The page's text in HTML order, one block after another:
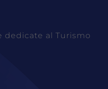
dedicate al Turismo